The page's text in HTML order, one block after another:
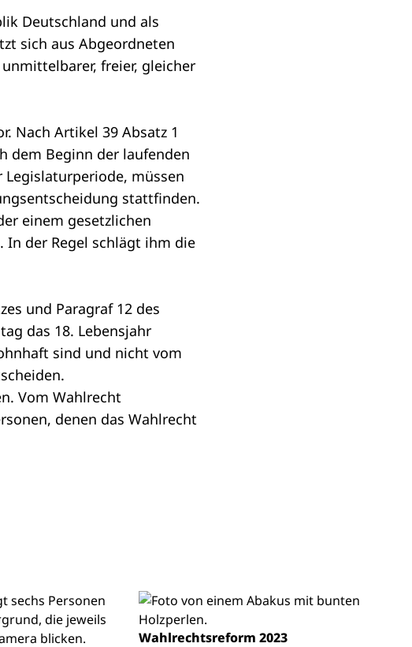
Deutschland und als
sich aus Abgeordneten
freier, gleicher
Nach Artikel 39 Absatz 1
dem Beginn der laufenden
Legislaturperiode, müssen
stattfinden.
einem gesetzlichen
. In der Regel schlägt ihm die
und Paragraf 12 des
das 18. Lebensjahr
sind und nicht vom
Vom Wahlrecht
denen das Wahlrecht
Wahlrechtsreform 2023